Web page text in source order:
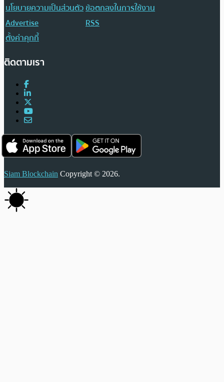
นโยบายความเป็นส่วนตัวข้อตกลงในการใช้งาน
Advertise
RSS
ตั้งค่าคุกกี้
ติดตามเรา
Siam Blockchain Copyright © 2026.